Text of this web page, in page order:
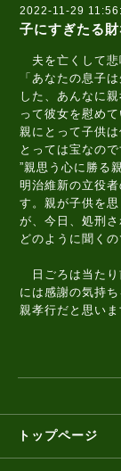
2022-11-29
子にすぎたる財
夫を亡くして悲
「あなたの息子
した、あんなに
って彼女を慰めて
親にとって子供
とっては宝なので
”親思う心に勝る
明治維新の立役
す。親が子供を
が、今日、処刑
どのように聞く
日ごろは当たり
には感謝の気持
親孝行だと思いま
トップページ